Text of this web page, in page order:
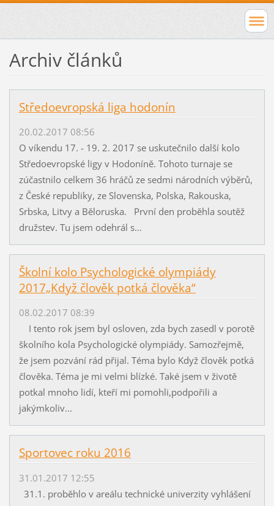
Archiv článků
Středoevropská liga hodonín
20.02.2017 08:56
O víkendu 17. - 19. 2. 2017 se uskutečnilo další kolo
Středoevropské ligy v Hodoníně. Tohoto turnaje se
zúčastnilo celkem 36 hráčů ze sedmi národních výběrů,
z České republiky, ze Slovenska, Polska, Rakouska,
Srbska, Litvy a Běloruska. První den proběhla soutěž
družstev. Tu jsem odehrál s...
Školní kolo Psychologické olympiády
2017„Když člověk potká člověka“
08.02.2017 08:39
I tento rok jsem byl osloven, zda bych zasedl v porotě
školního kola Psychologické olympiády. Samozřejmě,
že jsem pozvání rád přijal. Téma bylo Když člověk potká
člověka. Téma je mi velmi blízké. Také jsem v životě
potkal mnoho lidí, kteří mi pomohli,podpořili a
jakýmkoliv...
Sportovec roku 2016
31.01.2017 12:55
31.1. proběhlo v areálu technické univerzity vyhlášení